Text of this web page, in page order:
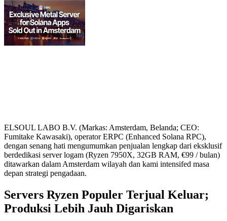
ELSOUL LABO B.V. (Markas: Amsterdam, Belanda; CEO:
Fumitake Kawasaki), operator ERPC (Enhanced Solana RPC),
dengan senang hati mengumumkan penjualan lengkap dari eksklusif
berdedikasi server logam (Ryzen 7950X, 32GB RAM, €99 / bulan)
ditawarkan dalam Amsterdam wilayah dan kami intensifed masa
depan strategi pengadaan.
Servers Ryzen Populer Terjual Keluar;
Produksi Lebih Jauh Digariskan